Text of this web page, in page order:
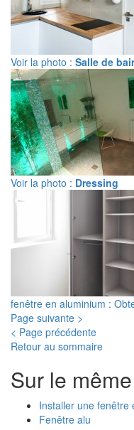
Voir la photo : Salle de
Voir la photo : Dressing
fenêtre en aluminium :
Page suivante >
< Page précédente
Retour au sommaire
Sur le
Installer une fenêtre
Fenêtre alu